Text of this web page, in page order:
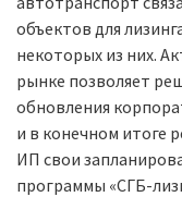
объектов для
некоторых из них.
рынке позволяет
обновления
и в конечном итоге
ИП свои
программы «СГБ-